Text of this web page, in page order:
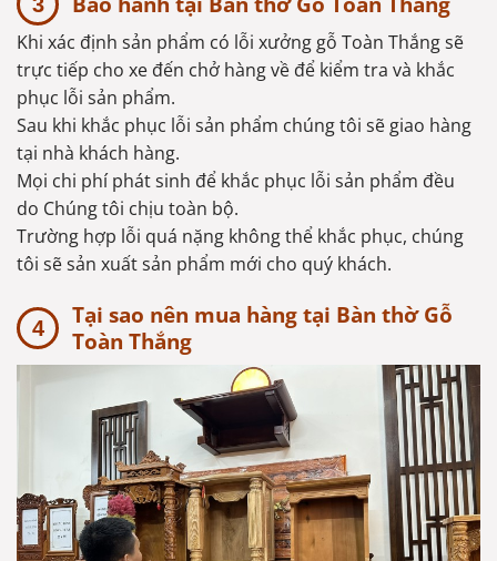
Khi xác định sản phẩm có lỗi xưởng gỗ Toàn Thắng sẽ
trực tiếp cho xe đến chở hàng về để kiểm tra và khắc
phục lỗi sản phẩm.
Sau khi khắc phục lỗi sản phẩm chúng tôi sẽ giao hàng
tại nhà khách hàng.
Mọi chi phí phát sinh để khắc phục lỗi sản phẩm đều
do Chúng tôi chịu toàn bộ.
Trường hợp lỗi quá nặng không thể khắc phục, chúng
tôi sẽ sản xuất sản phẩm mới cho quý khách.
Tại sao nên mua hàng tại Bàn thờ Gỗ
Toàn Thắng